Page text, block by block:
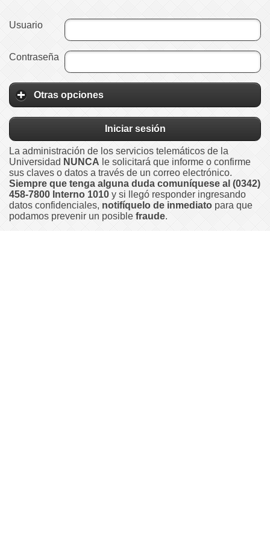
Usuario
Contraseña
Otras opciones
Iniciar sesión
La administración de los servicios telemáticos de la
Universidad NUNCA le solicitará que informe o confirme
sus claves o datos a través de un correo electrónico.
Siempre que tenga alguna duda comuníquese al (0342)
458-7800 Interno 1010 y si llegó responder ingresando
datos confidenciales, notifíquelo de inmediato para que
podamos prevenir un posible fraude.